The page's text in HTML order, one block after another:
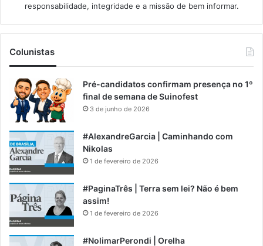
responsabilidade, integridade e a missão de bem informar.​
Colunistas
Pré-candidatos confirmam presença no 1º
final de semana de Suinofest
3 de junho de 2026
#AlexandreGarcia | Caminhando com
Nikolas
1 de fevereiro de 2026
#PaginaTrês | Terra sem lei? Não é bem
assim!
1 de fevereiro de 2026
#NolimarPerondi | Orelha